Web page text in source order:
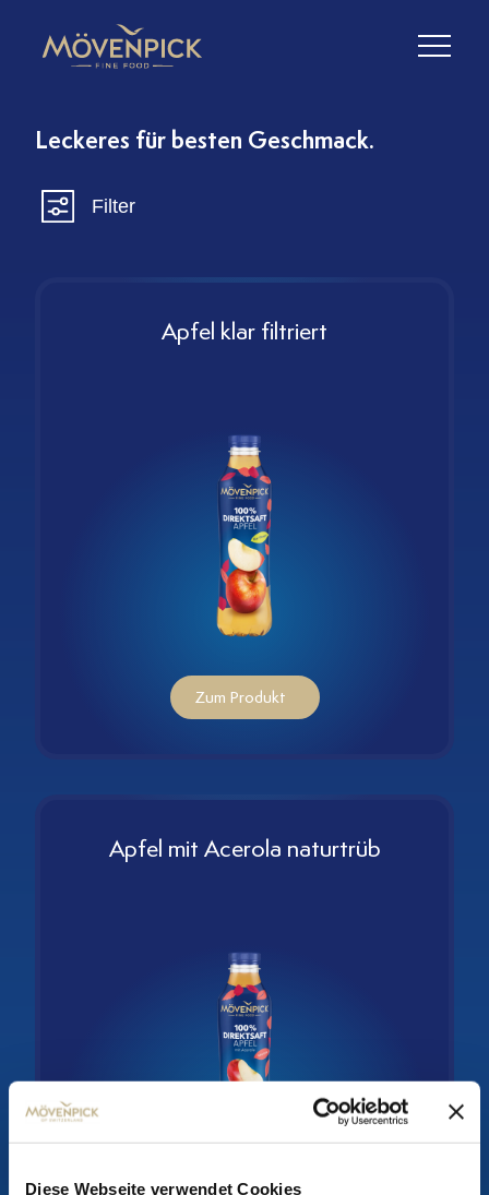
Diese Webseite verwendet Cookies
Leckeres für besten Geschmack.
Filter
Apfel klar filtriert
Zum Produkt
Apfel mit Acerola naturtrüb